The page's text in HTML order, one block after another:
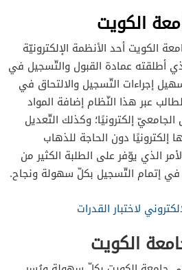
الكويت
الكويت أحد الأنظمة الإلكترونيّة
أطلقته عمادة القبول والتّسجيل في
إجراءات التّسجيل والالتحاق في
عبر هذا النّظام إضافة المواد
إلكترونيًا؛ وكذلك التّعديل
إلكترونيًا دون الحاجة للذهاب
الذي يوّفر على الطلبة الكثير من
إتمام التّسجيل بكلّ سهولة ونجاح.
لاختبار القدرات
الكويت